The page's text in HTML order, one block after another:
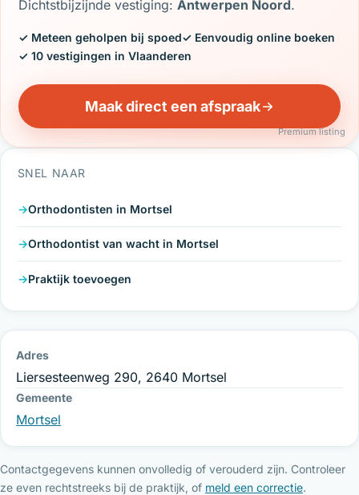
Dichtstbijzijnde vestiging:Antwerpen Noord.
✓ Meteen geholpen bij spoed✓ Eenvoudig online boeken
✓ 10 vestigingen in Vlaanderen
Maak direct een afspraak
Premium listing
SNEL NAAR
Orthodontisten in Mortsel
Orthodontist van wacht in Mortsel
Praktijk toevoegen
Adres
Liersesteenweg 290, 2640 Mortsel
Gemeente
Mortsel
Contactgegevens kunnen onvolledig of verouderd zijn. Controleer
ze even rechtstreeks bij de praktijk, of meld een correctie.